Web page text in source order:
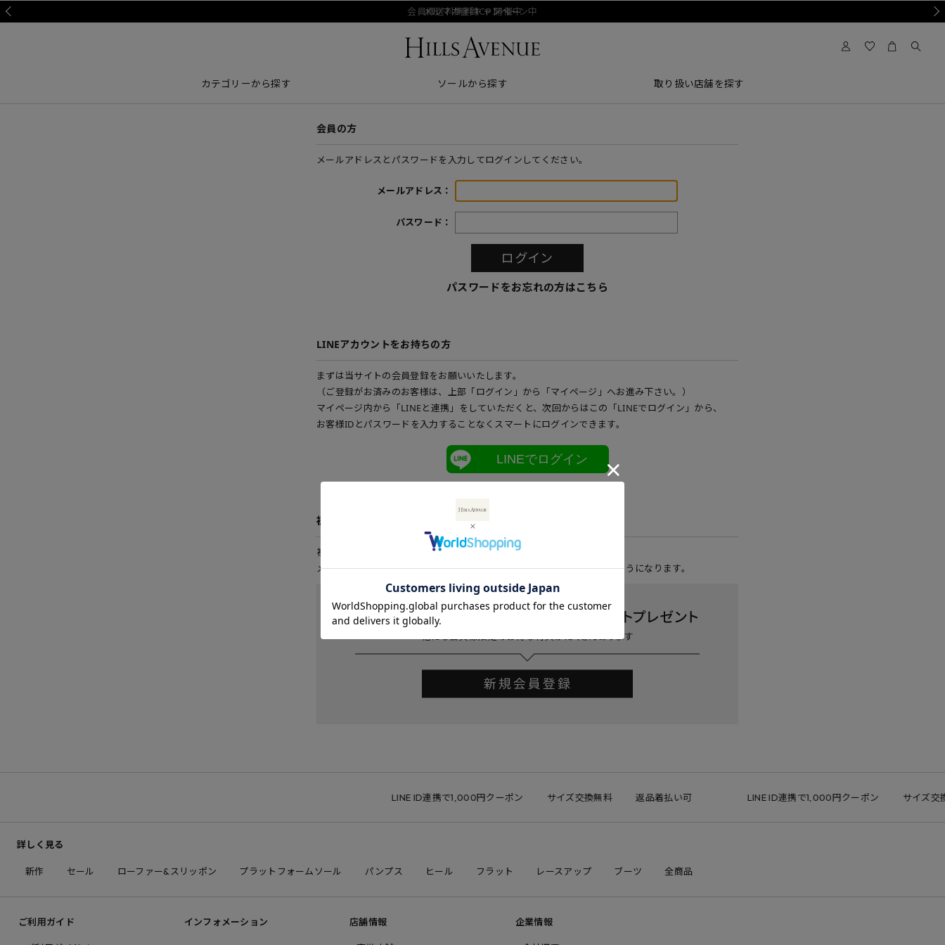
メルマガ登録CP 開催中
会員様送料無料キャンペーン中
カテゴリーから探す ソールから探す 取り扱い店舗を探す
会員の方
メールアドレスとパスワードを入力してログインしてください。
メールアドレス：
パスワード：
パスワードをお忘れの方はこちら
LINEアカウントをお持ちの方
まずは当サイトの会員登録をお願いいたします。
（ご登録がお済みのお客様は、上部「ログイン」から「マイページ」へお進み下さい。）
マイページ内から「LINEと連携」をしていただくと、次回からはこの「LINEでログイン」から、
お客様IDとパスワードを入力することなくスマートにログインできます。
LINEでログイン
初めてご利用の方
初めてご利用のお客様は、こちらから会員登録を行って下さい。
メールアドレスとパスワードを登録しておくと便利にお買い物ができるようになります。
LINE ID連携で1,000円クーポン サイズ交換無料 返品着払い可 LINE ID連携で1,000円クーポン サイズ交換無料
詳しく見る
新作 セール ローファー&スリッポン プラットフォームソール パンプス ヒール フラット レースアップ ブーツ 全商品
ご利用ガイド インフォメーション 店舗情報 企業情報